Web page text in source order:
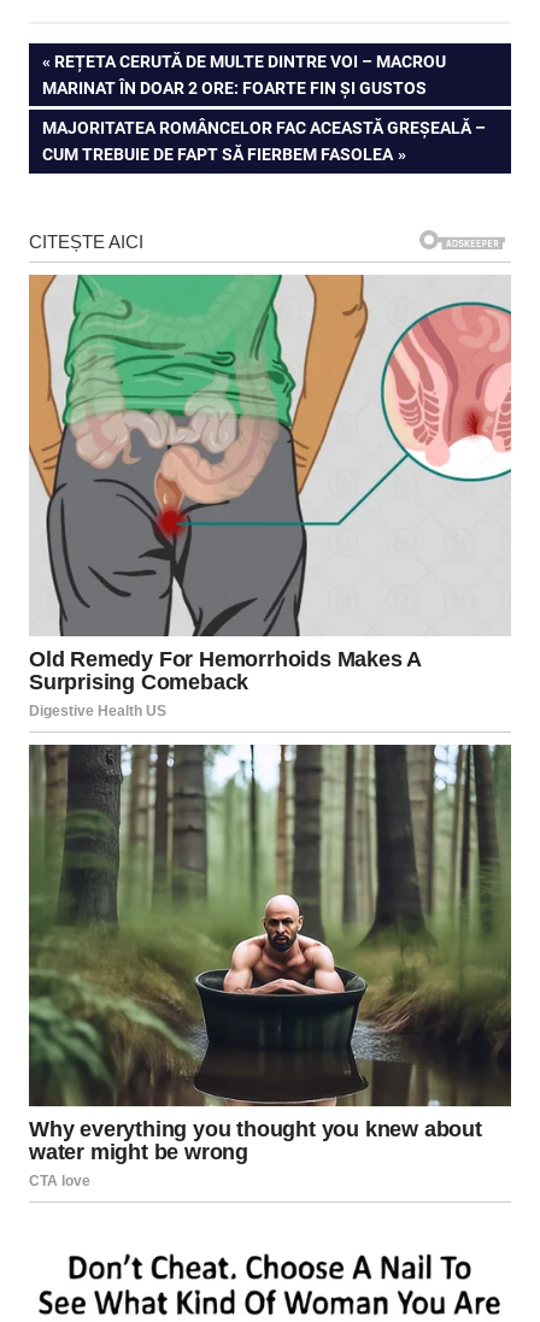
Navigare
în
articole
PREVIOUS
POST:
REȚETA CERUTĂ DE MULTE DINTRE VOI – MACROU
MARINAT ÎN DOAR 2 ORE: FOARTE FIN ȘI GUSTOS
NEXT
POST:
MAJORITATEA ROMÂNCELOR FAC ACEASTĂ GREȘEALĂ –
CUM TREBUIE DE FAPT SĂ FIERBEM FASOLEA